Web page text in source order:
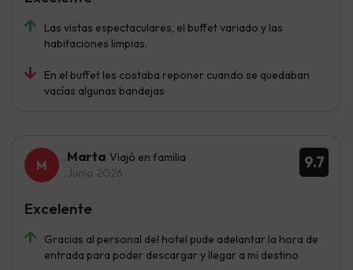
Las vistas espectaculares, el buffet variado y las
habitaciones limpias.
En el buffet les costaba reponer cuando se quedaban
vacías algunas bandejas
9.7
Marta Viajó en familia
Junio 2026
Gracias al personal del hotel pude adelantar la hora de
entrada para poder descargar y llegar a mi destino
Excelente